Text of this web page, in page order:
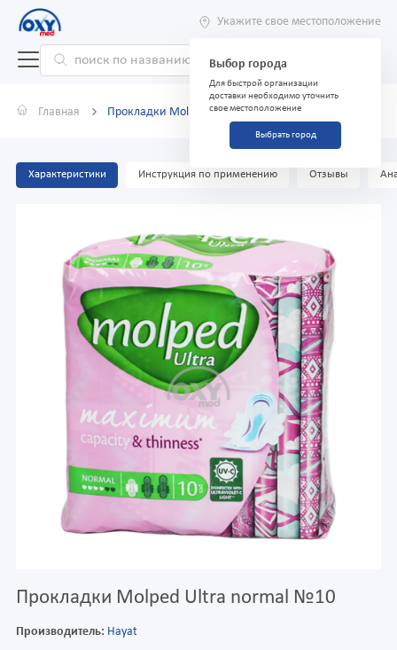
Укажите свое местоположение
Выбор города
Для быстрой организации
доставки необходимо уточнить
свое местоположение
Выбрать город
Главная Прокладки Molped Ultra normal №10
Характеристики Инструкция по применению Отзывы
Прокладки Molped Ultra normal №10
Производитель: Hayat